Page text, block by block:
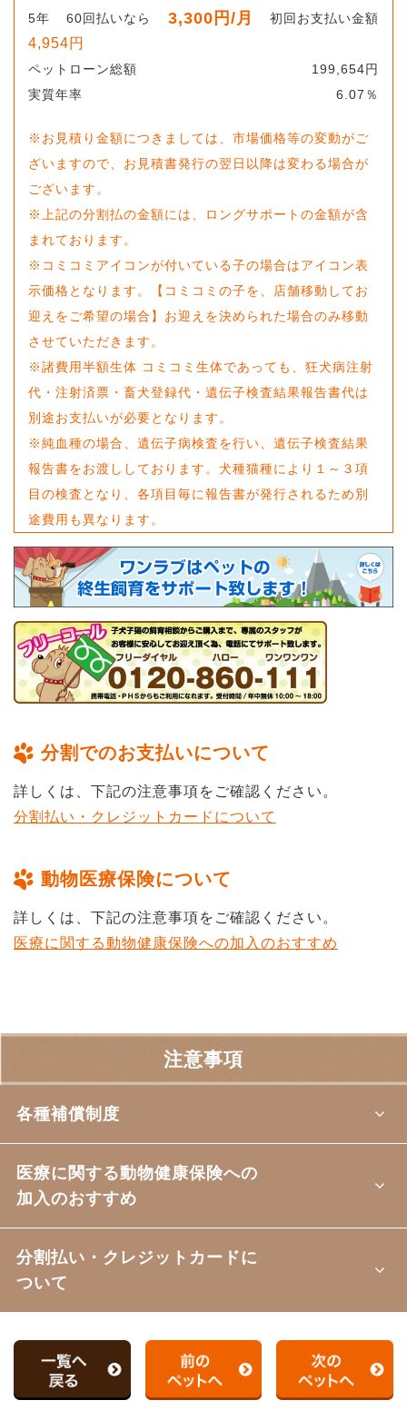
5年 60回払いなら 3,300 円 /月 初回お支払い金額
4,954円
ペットローン総額 199,654円
実質年率
6.07 ％
※お見積り金額につきましては、市場価格等の変動がご
ざいますので、お見積書発行の翌日以降は変わる場合が
ございます。
※上記の分割払の金額には、ロングサポートの金額が含
まれております。
※コミコミアイコンが付いている子の場合はアイコン表
示価格となります。【コミコミの子を、店舗移動してお
迎えをご希望の場合】お迎えを決められた場合のみ移動
させていただきます。
※諸費用半額生体 コミコミ生体であっても、狂犬病注射
代・注射済票・畜犬登録代・遺伝子検査結果報告書代は
別途お支払いが必要となります。
※純血種の場合、遺伝子病検査を行い、遺伝子検査結果
報告書をお渡ししております。犬種猫種により１～３項
目の検査となり、各項目毎に報告書が発行されるため別
途費用も異なります。
分割でのお支払いについて
詳しくは、下記の注意事項をご確認ください。
分割払い・クレジットカードについて
動物医療保険について
詳しくは、下記の注意事項をご確認ください。
医療に関する動物健康保険への加入のおすすめ
注意事項
各種補償制度
医療に関する動物健康保険への
加入のおすすめ
分割払い・クレジットカードに
ついて